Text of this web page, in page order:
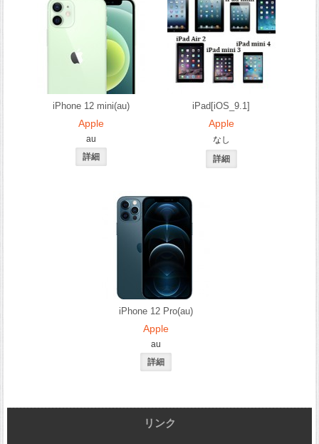
iPhone 12 mini(au)
Apple
au
iPad[iOS_9.1]
Apple
なし
iPhone 12 Pro(au)
Apple
au
リンク